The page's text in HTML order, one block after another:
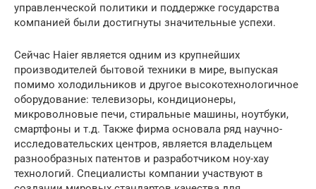
управленческой политики и поддержке государства
компанией были достигнуты значительные успехи.
Сейчас Haier является одним из крупнейших
производителей бытовой техники в мире, выпуская
помимо холодильников и другое высокотехнологичное
оборудование: телевизоры, кондиционеры,
микроволновые печи, стиральные машины, ноутбуки,
смартфоны и т.д. Также фирма основала ряд научно-
исследовательских центров, является владельцем
разнообразных патентов и разработчиком ноу-хау
технологий. Специалисты компании участвуют в